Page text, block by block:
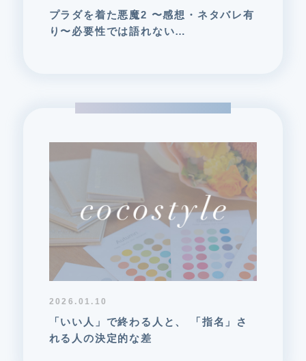
プラダを着た悪魔2 〜感想・ネタバレ有
り〜必要性では語れない…
2026.01.10
「いい人」で終わる人と、 「指名」さ
れる人の決定的な差